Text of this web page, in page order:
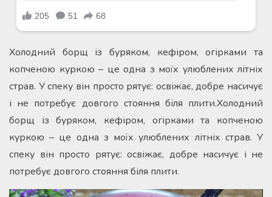
Холодний борщ із буряком, кефіром, огірками та
копченою куркою – це одна з моїх улюблених літніх
страв. У спеку він просто рятує: освіжає, добре насичує
і не потребує довгого стояння біля плити.Холодний
борщ із буряком, кефіром, огірками та копченою
куркою – це одна з моїх улюблених літніх страв. У
спеку він просто рятує: освіжає, добре насичує і не
потребує довгого стояння біля плити.